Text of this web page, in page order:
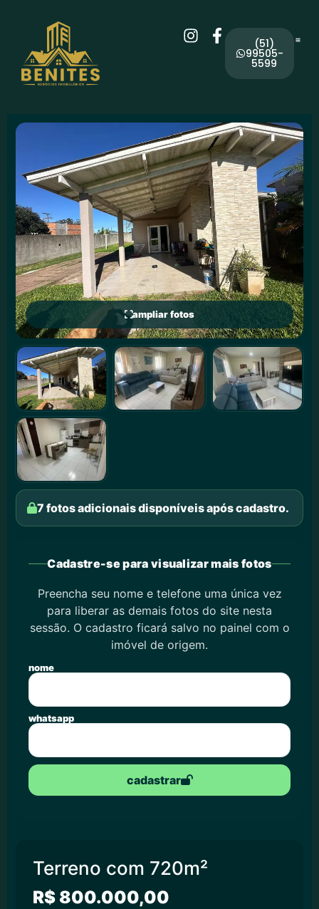
(51)
99505-
5599
ampliar fotos
7 fotos adicionais disponíveis após cadastro.
Cadastre-se para visualizar mais fotos
Preencha seu nome e telefone uma única vez
para liberar as demais fotos do site nesta
sessão. O cadastro ficará salvo no painel com o
imóvel de origem.
nome
whatsapp
cadastrar
Terreno com 720m²
R$ 800.000,00